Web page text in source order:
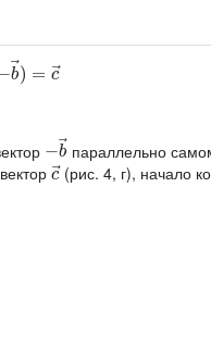
b⃗) = c⃗
b→ )=c →
−b⃗
−b→параллельно
c⃗
c→
(рис. 4, г), начало